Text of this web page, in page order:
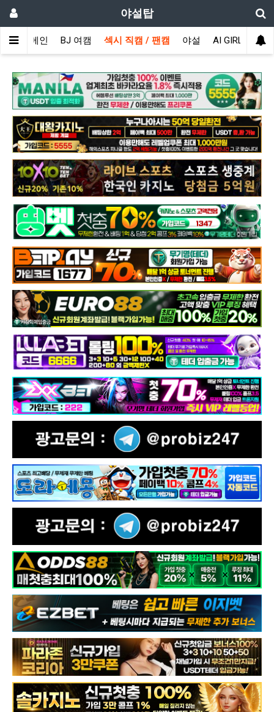
야설탑
메인 BJ 여캠 섹시 직캠 / 팬캠 야설 AI GIRL